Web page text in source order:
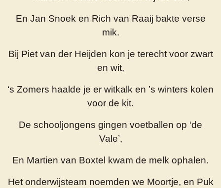
En Jan Snoek en Rich van Raaij bakte verse
mik.
Bij Piet van der Heijden kon je terecht voor zwart
en wit,
‘s Zomers haalde je er witkalk en ’s winters kolen
voor de kit.
De schooljongens gingen voetballen op ‘de
Vale’,
En Martien van Boxtel kwam de melk ophalen.
Het onderwijsteam noemden we Moortje, en Puk